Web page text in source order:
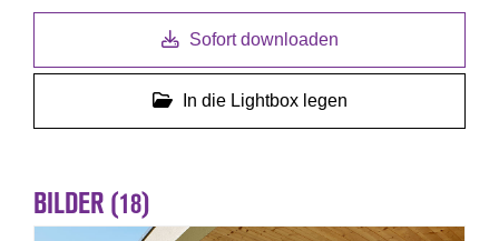
Sofort downloaden
In die Lightbox legen
BILDER (18)